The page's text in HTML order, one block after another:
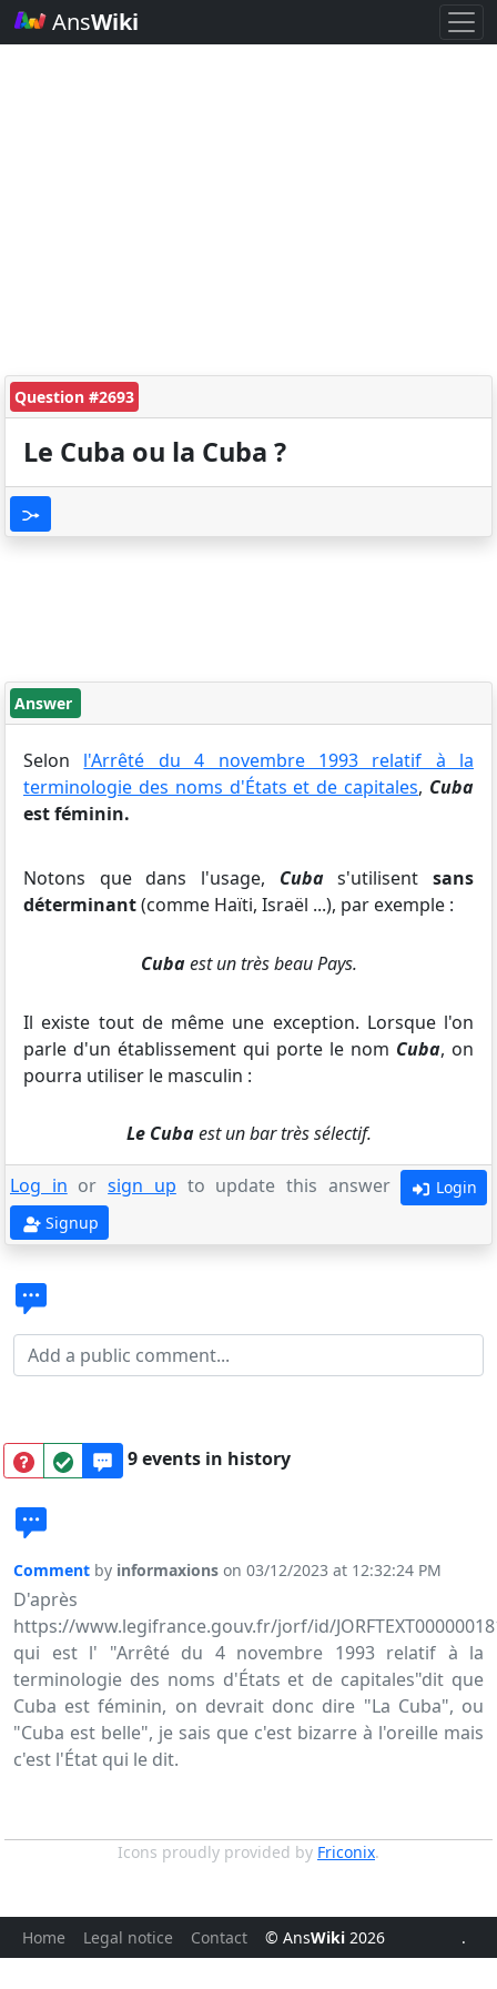
AnsWiki
Question #2693
Le Cuba ou la Cuba ?
Answer
Selon l'Arrêté du 4 novembre 1993 relatif à la
terminologie des noms d'États et de capitales, Cuba
est féminin.
Notons que dans l'usage, Cubas'utilisentsans
déterminant(comme Haïti, Israël ...), par exemple :
Cubaest un très beau Pays.
Il existe tout de même une exception. Lorsque l'on
parle d'un établissement qui porte le nom Cuba, on
pourra utiliser le masculin :
Le Cubaest un bar très sélectif.
Log in orsign up to update this answer
Login
Signup
9 events in history
Comment by informaxions on 03/12/2023 at 12:32:24 PM
D'après
https://www.legifrance.gouv.fr/jorf/id/
qui est l' "Arrêté du 4 novembre 1993 relatif à la
terminologie des noms d'États et de capitales"dit que
Cuba est féminin, on devrait donc dire "La Cuba", ou
"Cuba est belle", je sais que c'est bizarre à l'oreille mais
c'est l'État qui le dit.
Icons proudly provided by Friconix.
Home Legal notice Contact © AnsWiki 2026 .